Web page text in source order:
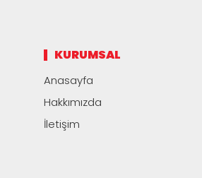
KURUMSAL
Anasayfa
Hakkımızda
İletişim